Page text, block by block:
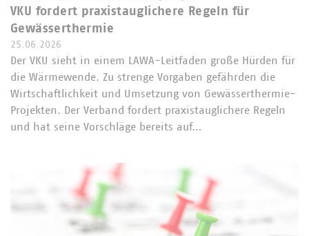
VKU fordert praxistauglichere Regeln für
Gewässerthermie
25.06.2026
Der VKU sieht in einem LAWA-Leitfaden große Hürden für
die Wärmewende. Zu strenge Vorgaben gefährden die
Wirtschaftlichkeit und Umsetzung von Gewässerthermie-
Projekten. Der Verband fordert praxistauglichere Regeln
und hat seine Vorschläge bereits auf…